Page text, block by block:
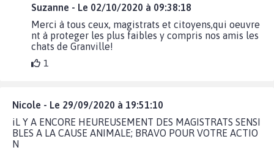
Suzanne - Le 02/10/2020 à 09:38:18
Merci à tous ceux, magistrats et citoyens,qui oeuvre
nt à proteger les plus faibles y compris nos amis les
chats de Granville!
1
Nicole - Le 29/09/2020 à 19:51:10
iL Y A ENCORE HEUREUSEMENT DES MAGISTRATS SENSI
BLES A LA CAUSE ANIMALE; BRAVO POUR VOTRE ACTIO
N